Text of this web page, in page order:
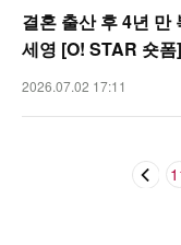
결혼 출산 후 4년 만
세영 [O! STAR 숏폼]
2026.07.02 17:11